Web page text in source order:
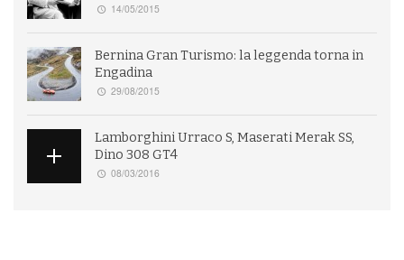
14/05/2015
Bernina Gran Turismo: la leggenda torna in
Engadina
29/08/2015
Lamborghini Urraco S, Maserati Merak SS,
Dino 308 GT4
08/03/2016